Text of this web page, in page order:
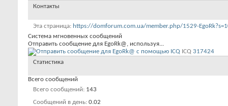
Контакты
Эта страница
https://domforum.com.ua/member.php/1529-
Система мгновенных сообщений
Отправить сообщение для EgoRk@, используя...
ICQ 317424
Статистика
Всего сообщений
Всего сообщений
143
Сообщений в день 0.02